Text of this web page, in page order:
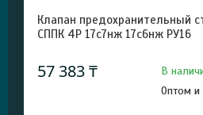
Клапан предохранительный
СППК 4Р 17с7нж 17с6нж РУ16
57 383 ₸
В
Оптом и